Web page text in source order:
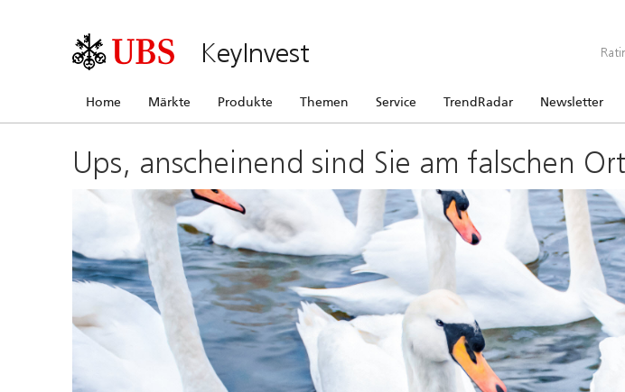
KeyInvest
Home Märkte Produkte Themen Service TrendRadar Newsletter
Ups, anscheinend sind Sie am falschen